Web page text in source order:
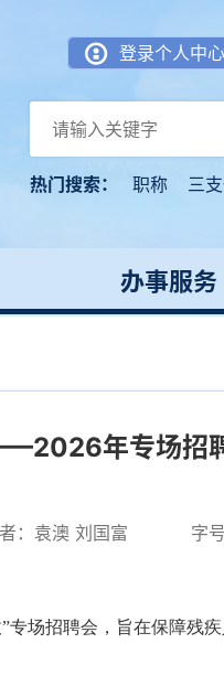
登录个人中心
热门搜索： 职称 三
办事服务
年专场招
：袁澳 刘国富 字号
场招聘会，旨在保障残